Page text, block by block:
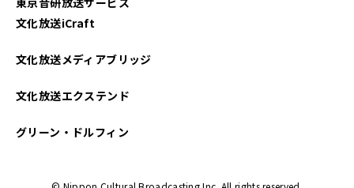
文化放送iCraft
文化放送メディアブリッジ
文化放送エクステンド
グリーン・ドルフィン